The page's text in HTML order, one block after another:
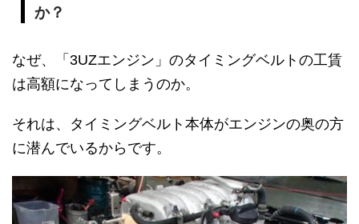
か？
なぜ、「3UZエンジン」のタイミングベルトの工賃
は高額になってしまうのか。
それは、タイミングベルト本体がエンジンの奥の方
に潜んでいるからです。